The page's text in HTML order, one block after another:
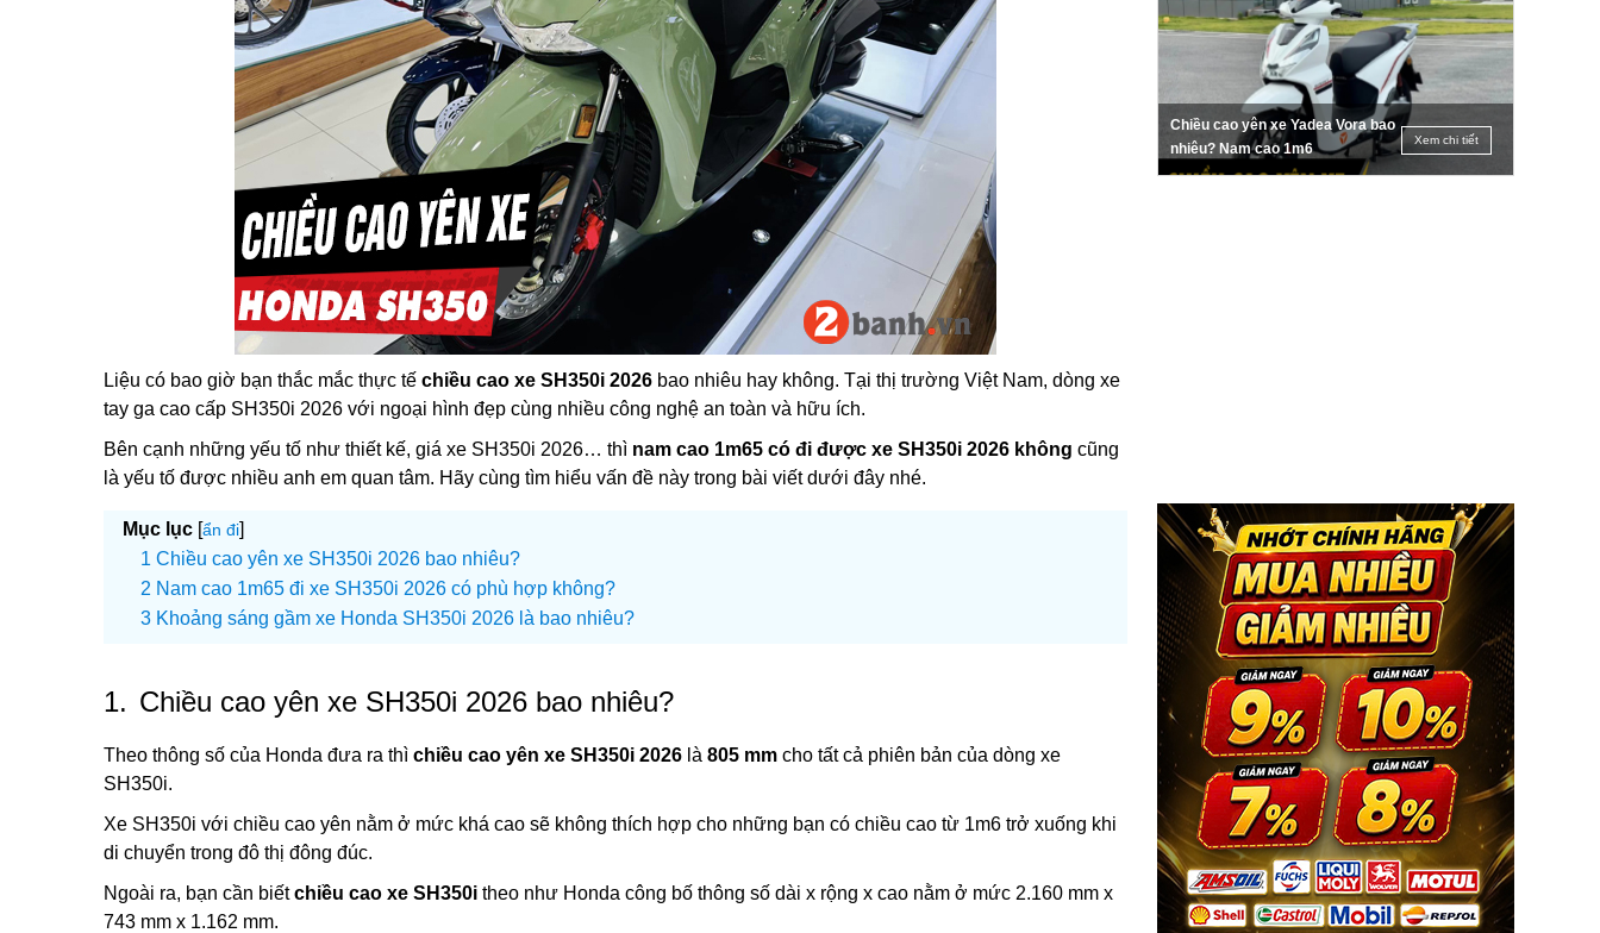
Liệu có bao giờ bạn thắc mắc thực tế chiều cao xe SH350i 2026 bao nhiêu hay không. Tại thị trường Việt Nam, dòng xe
tay ga cao cấp SH350i 2026 với ngoại hình đẹp cùng nhiều công nghệ an toàn và hữu ích.
Bên cạnh những yếu tố như thiết kế, giá xe SH350i 2026… thì nam cao 1m65 có đi được xe SH350i 2026 không cũng
là yếu tố được nhiều anh em quan tâm. Hãy cùng tìm hiểu vấn đề này trong bài viết dưới đây nhé.
Mục lục [ẩn đi]
Chiều cao yên xe SH350i 2026 bao nhiêu?
Nam cao 1m65 đi xe SH350i 2026 có phù hợp không?
Khoảng sáng gầm xe Honda SH350i 2026 là bao nhiêu?
1. Chiều cao yên xe SH350i 2026 bao nhiêu?
Theo thông số của Honda đưa ra thì chiều cao yên xe SH350i 2026 là 805 mm cho tất cả phiên bản của dòng xe
SH350i.
Xe SH350i với chiều cao yên nằm ở mức khá cao sẽ không thích hợp cho những bạn có chiều cao từ 1m6 trở xuống khi
di chuyển trong đô thị đông đúc.
Ngoài ra, bạn cần biếtchiều cao xe SH350i theo như Honda công bố thông số dài x rộng x cao nằm ở mức 2.160 mm x
743 mm x 1.162 mm.
Chiều cao yên xe Yadea Vora bao
nhiêu? Nam cao 1m6
Xem chi tiết